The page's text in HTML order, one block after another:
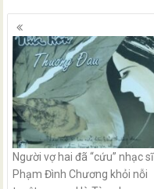
Posts
navigation
Người vợ hai đã “cứu” nhạc sĩ
Phạm Đình Chương khỏi nỗi